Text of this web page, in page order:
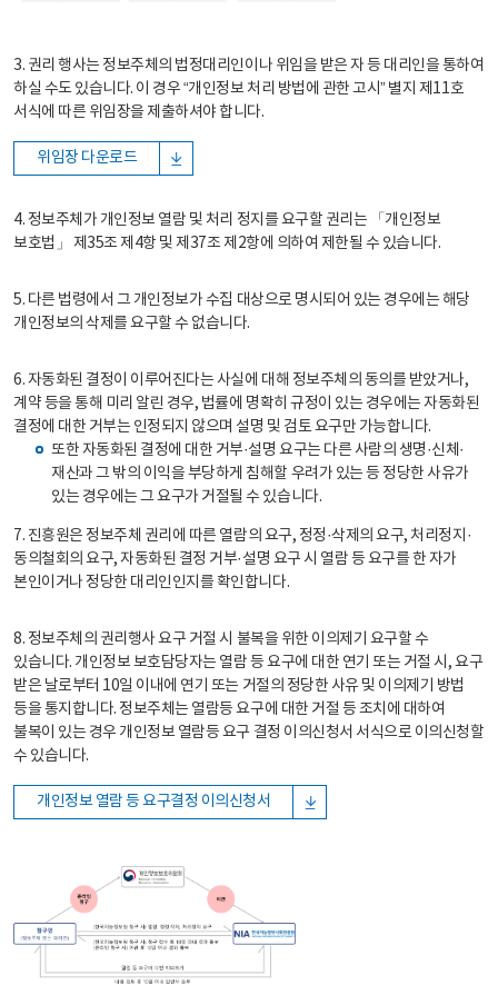
3. 권리 행사는 정보주체의 법정대리인이나 위임을 받은 자 등 대리인을 통하여
하실 수도 있습니다. 이 경우 “개인정보 처리 방법에 관한 고시” 별지 제11호
서식에 따른 위임장을 제출하셔야 합니다.
위임장 다운로드
4. 정보주체가 개인정보 열람 및 처리 정지를 요구할 권리는 「개인정보
보호법」 제35조 제4항 및 제37조 제2항에 의하여 제한될 수 있습니다.
5. 다른 법령에서 그 개인정보가 수집 대상으로 명시되어 있는 경우에는 해당
개인정보의 삭제를 요구할 수 없습니다.
6. 자동화된 결정이 이루어진다는 사실에 대해 정보주체의 동의를 받았거나,
계약 등을 통해 미리 알린 경우, 법률에 명확히 규정이 있는 경우에는 자동화된
결정에 대한 거부는 인정되지 않으며 설명 및 검토 요구만 가능합니다.
또한 자동화된 결정에 대한 거부·설명 요구는 다른 사람의 생명·신체·
재산과 그 밖의 이익을 부당하게 침해할 우려가 있는 등 정당한 사유가
있는 경우에는 그 요구가 거절될 수 있습니다.
7. 진흥원은 정보주체 권리에 따른 열람의 요구, 정정·삭제의 요구, 처리정지·
동의철회의 요구, 자동화된 결정 거부·설명 요구 시 열람 등 요구를 한 자가
본인이거나 정당한 대리인인지를 확인합니다.
8. 정보주체의 권리행사 요구 거절 시 불복을 위한 이의제기 요구할 수
있습니다. 개인정보 보호담당자는 열람 등 요구에 대한 연기 또는 거절 시, 요구
받은 날로부터 10일 이내에 연기 또는 거절의 정당한 사유 및 이의제기 방법
등을 통지합니다. 정보주체는 열람등 요구에 대한 거절 등 조치에 대하여
불복이 있는 경우 개인정보 열람등 요구 결정 이의신청서 서식으로 이의신청할
수 있습니다.
개인정보 열람 등 요구결정 이의신청서